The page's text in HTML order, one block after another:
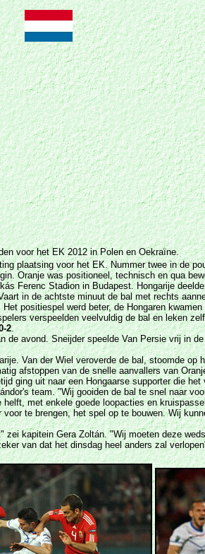
voor het EK 2012 in Polen en Oekraïne.
plaatsing voor het EK. Nummer twee in de
Oranje was positioneel, technisch en qua
Ferenc Stadion in Budapest. Hongarije
in de achtste minuut de bal met rechts
positiespel werd beter, de Hongaren
verspeelden veelvuldig de bal en leken
2.
avond. Sneijder speelde Van Persie vrij in
Van der Wiel veroverde de bal, stoomde
afstoppen van de snelle aanvallers van
ging uit naar een Hongaarse supporter die het
team. "Wij gooiden de bal te snel naar
met enkele goede loopacties en
te brengen, het spel op te bouwen. Wij
kapitein Gera Zoltán. "Wij moeten deze
van dat het dinsdag heel anders zal